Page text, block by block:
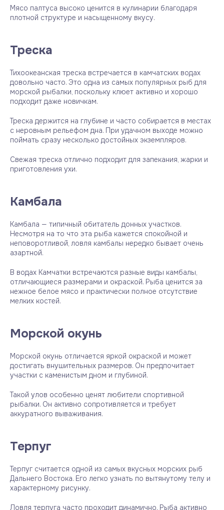
Мясо палтуса высоко ценится в кулинарии благодаря
плотной структуре и насыщенному вкусу.
Треска
Тихоокеанская треска встречается в камчатских водах
довольно часто. Это одна из самых популярных рыб для
морской рыбалки, поскольку клюет активно и хорошо
подходит даже новичкам.
Треска держится на глубине и часто собирается в местах
с неровным рельефом дна. При удачном выходе можно
поймать сразу несколько достойных экземпляров.
Свежая треска отлично подходит для запекания, жарки и
приготовления ухи.
Камбала
Камбала — типичный обитатель донных участков.
Несмотря на то что эта рыба кажется спокойной и
неповоротливой, ловля камбалы нередко бывает очень
азартной.
В водах Камчатки встречаются разные виды камбалы,
отличающиеся размерами и окраской. Рыба ценится за
нежное белое мясо и практически полное отсутствие
мелких костей.
Морской окунь
Морской окунь отличается яркой окраской и может
достигать внушительных размеров. Он предпочитает
участки с каменистым дном и глубиной.
Такой улов особенно ценят любители спортивной
рыбалки. Он активно сопротивляется и требует
аккуратного вываживания.
Терпуг
Терпуг считается одной из самых вкусных морских рыб
Дальнего Востока. Его легко узнать по вытянутому телу и
характерному рисунку.
Ловля терпуга часто проходит динамично. Рыба активно